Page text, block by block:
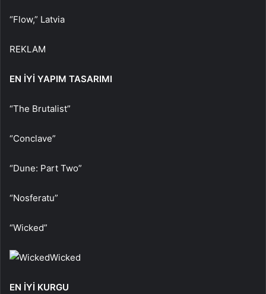
“Flow,” Latvia
REKLAM
EN İYİ YAPIM TASARIMI
“The Brutalist”
“Conclave”
“Dune: Part Two”
“Nosferatu”
“Wicked”
Wicked
EN İYİ KURGU